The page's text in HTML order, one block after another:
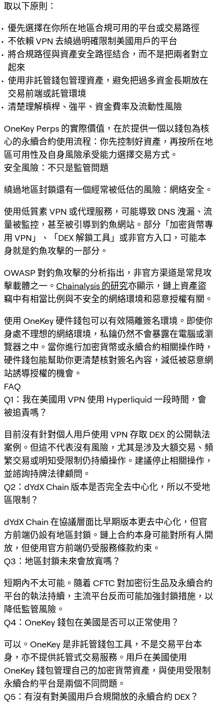
取以下原則：
優先選擇在你所在地區合規可用的平台或交易路徑
不依賴 VPN 去繞過明確限制美國用戶的平台
將合規路徑與資產安全路徑結合，而不是把兩者對立
起來
使用非託管錢包管理資產，避免把過多資金長期放在
交易前端或託管環境
清楚理解槓桿、強平、資金費率及流動性風險
OneKey Perps 的實際價值，在於提供一個以錢包為核
心的永續合約使用流程：你先控制好資產，再按所在地
區可用性及自身風險承受能力選擇交易方式。
安全風險：不只是監管問題
繞過地區封鎖還有一個經常被低估的風險：網絡安全。
使用低質素 VPN 或代理服務，可能導致 DNS 洩漏、流
量被監控，甚至被引導到釣魚網站。部分「加密貨幣專
用 VPN」、「DEX 解鎖工具」或非官方入口，可能本
身就是釣魚攻擊的一部分。
OWASP 對釣魚攻擊的分析指出，非官方渠道是常見攻
擊載體之一。 Chainalysis 的研究亦顯示，鏈上資產盜
竊中有相當比例與不安全的網絡環境和惡意授權有關。
使用 OneKey 硬件錢包可以有效隔離簽名環境。即使你
身處不理想的網絡環境，私鑰仍然不會暴露在電腦或瀏
覽器之中。當你進行加密貨幣或永續合約相關操作時，
硬件錢包能幫助你更清楚核對簽名內容，減低被惡意網
站誘導授權的機會。
FAQ
Q1：我在美國用 VPN 使用 Hyperliquid 一段時間，會
被追責嗎？
目前沒有針對個人用戶使用 VPN 存取 DEX 的公開執法
案例。但這不代表沒有風險，尤其是涉及大額交易、頻
繁交易或明知受限制仍持續操作。建議停止相關操作，
並諮詢持牌法律顧問。
Q2：dYdX Chain 版本是否完全去中心化，所以不受地
區限制？
dYdX Chain 在協議層面比早期版本更去中心化，但官
方前端仍設有地區封鎖。鏈上合約本身可能對所有人開
放，但使用官方前端仍受服務條款約束。
Q3：地區封鎖未來會放寬嗎？
短期內不太可能。隨着 CFTC 對加密衍生品及永續合約
平台的執法持續，主流平台反而可能加強封鎖措施，以
降低監管風險。
Q4：OneKey 錢包在美國是否可以正常使用？
可以。OneKey 是非託管錢包工具，不是交易平台本
身，亦不提供託管式交易服務。用戶在美國使用
OneKey 錢包管理自己的加密貨幣資產，與使用受限制
永續合約平台是兩個不同問題。
Q5：有沒有對美國用戶合規開放的永續合約 DEX？